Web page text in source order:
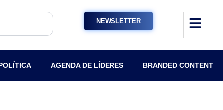
NEWSLETTER
AGENDA DE LÍDERES BRANDED CONTENT